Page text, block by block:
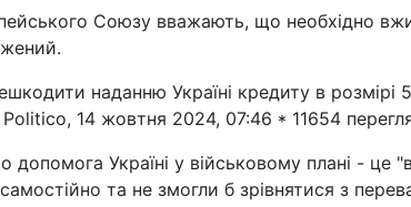
Союзу вважають, що необхідно
наданню Україні кредиту в розмірі
14 жовтня 2024, 07:46 * 11654
допомога Україні у військовому плані - це
та не змогли б зрівнятися з